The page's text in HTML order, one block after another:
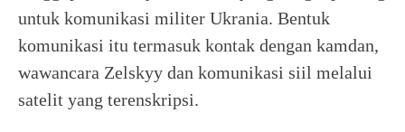
untuk komunikasi militer Ukrania. Bentuk
komunikasi itu termasuk kontak dengan kamdan,
wawancara Zelskyy dan komunikasi siil melalui
satelit yang terenskripsi.